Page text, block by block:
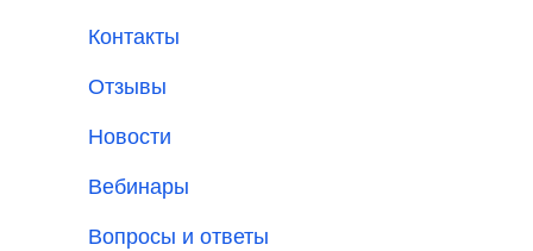
Контакты
Отзывы
Новости
Вебинары
Вопросы и ответы